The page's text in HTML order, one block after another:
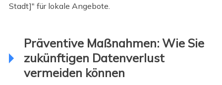
Stadt]" für lokale Angebote.
Präventive Maßnahmen: Wie Sie
zukünftigen Datenverlust
vermeiden können